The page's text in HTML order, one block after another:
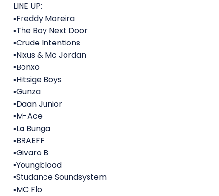
LINE UP:
▪Freddy Moreira
▪The Boy Next Door
▪Crude Intentions
▪Nixus & Mc Jordan
▪Bonxo
▪Hitsige Boys
▪Gunza
▪Daan Junior
▪M-Ace
▪La Bunga
▪BRAEFF
▪Givaro B
▪Youngblood
▪Studance Soundsystem
▪MC Flo